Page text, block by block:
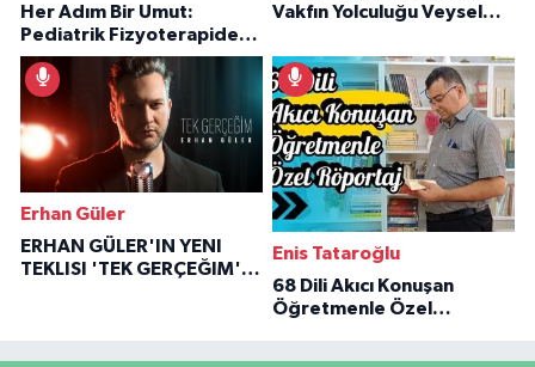
Her Adım Bir Umut:
Pediatrik Fizyoterapiden
İlham Veren Hikâyeler
Vakfın Yolculuğu Veysel
Erhan Güler
ERHAN GÜLER'IN YENI
TEKLISI 'TEK GERÇEĞIM'LE
Enis Tataroğlu
68 Dili Akıcı Konuşan
Öğretmenle Özel